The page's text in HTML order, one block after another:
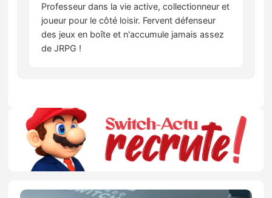
Professeur dans la vie active, collectionneur et
joueur pour le côté loisir. Fervent défenseur
des jeux en boîte et n'accumule jamais assez
de JRPG !